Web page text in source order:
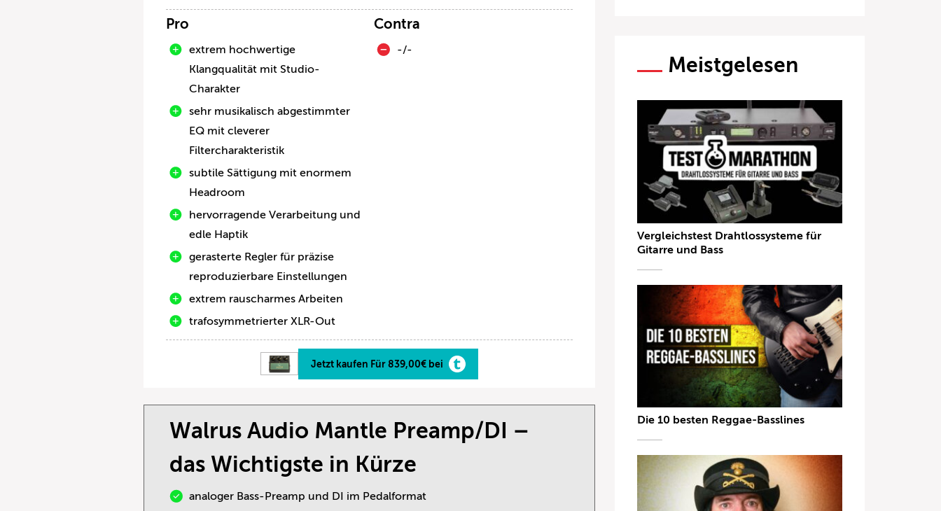
Pro
extrem hochwertige
Klangqualität mit Studio-
Charakter
sehr musikalisch abgestimmter
EQ mit cleverer
Filtercharakteristik
subtile Sättigung mit enormem
Headroom
hervorragende Verarbeitung und
edle Haptik
gerasterte Regler für präzise
reproduzierbare Einstellungen
extrem rauscharmes Arbeiten
trafosymmetrierter XLR-Out
Contra
-/-
Jetzt kaufen Für 839,00€ bei
Walrus Audio Mantle Preamp/DI –
das Wichtigste in Kürze
analoger Bass-Preamp und DI im Pedalformat
Meistgelesen
Vergleichstest Drahtlossysteme für
Gitarre und Bass
Die 10 besten Reggae-Basslines